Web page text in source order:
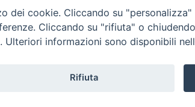
dei cookie. Cliccando su
Cliccando su "rifiuta" o
informazioni sono disponibili
Rifiuta